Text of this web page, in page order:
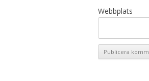
Webbplats